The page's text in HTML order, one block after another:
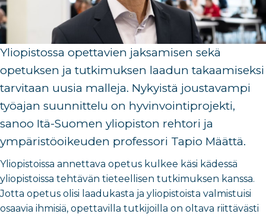
Yliopistossa opettavien jaksamisen sekä
opetuksen ja tutkimuksen laadun takaamiseksi
tarvitaan uusia malleja. Nykyistä joustavampi
työajan suunnittelu on hyvinvointiprojekti,
sanoo Itä-Suomen yliopiston rehtori ja
ympäristöoikeuden professori Tapio Määttä.
Yliopistoissa annettava opetus kulkee käsi kädessä
yliopistoissa tehtävän tieteellisen tutkimuksen kanssa.
Jotta opetus olisi laadukasta ja yliopistoista valmistuisi
osaavia ihmisiä, opettavilla tutkijoilla on oltava riittävästi